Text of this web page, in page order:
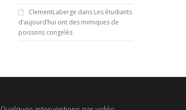
ClementLaberge dans Les étudiants
d’aujourd’hui ont des mimiques de
poissons congelés